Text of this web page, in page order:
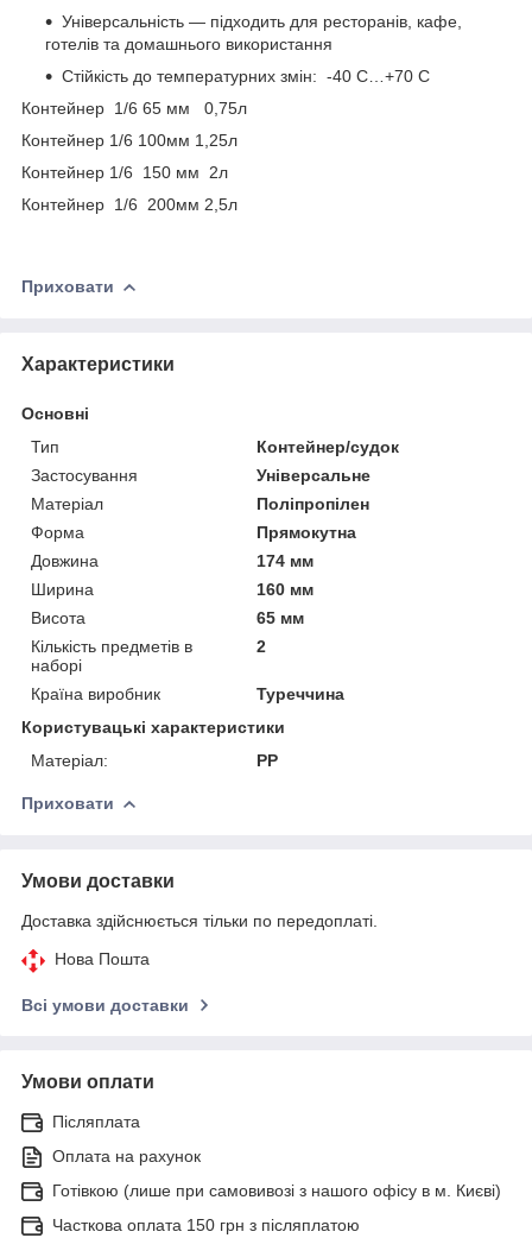
Універсальність — підходить для ресторанів, кафе,
готелів та домашнього використання
Стійкість до температурних змін: -40 С…+70 С
Контейнер 1/6 65 мм 0,75л
Контейнер 1/6 100мм 1,25л
Контейнер 1/6 150 мм 2л
Контейнер 1/6 200мм 2,5л
Приховати
Характеристики
Основні
Тип
Контейнер/судок
Застосування
Універсальне
Матеріал
Поліпропілен
Форма
Прямокутна
Довжина
174 мм
Ширина
160 мм
Висота
65 мм
Кількість предметів в
наборі
2
Країна виробник
Туреччина
Користувацькі характеристики
Матеріал:
PP
Приховати
Умови доставки
Доставка здійснюється тільки по передоплаті.
Нова Пошта
Всі умови доставки
Умови оплати
Післяплата
Оплата на рахунок
Готівкою (лише при самовивозі з нашого офісу в м. Києві)
Часткова оплата 150 грн з післяплатою